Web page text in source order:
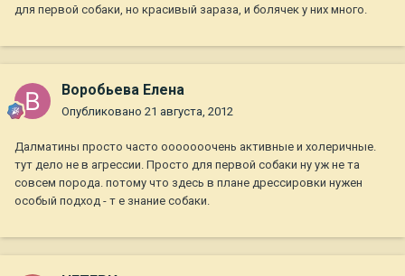
для первой собаки, но красивый зараза, и болячек у них много.
Воробьева Елена
Опубликовано 21 августа, 2012
Далматины просто часто ооооооочень активные и холеричные.
тут дело не в агрессии. Просто для первой собаки ну уж не та
совсем порода. потому что здесь в плане дрессировки нужен
особый подход - т е знание собаки.